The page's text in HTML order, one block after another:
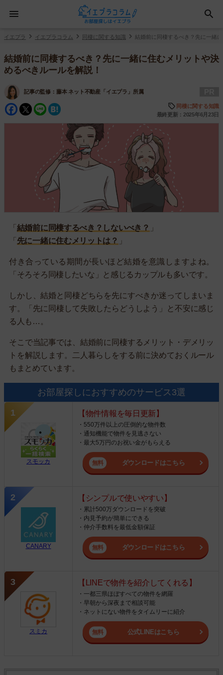
イエプラ イエプラコラム 同棲に関する知識 結婚前に同棲するべき？先に一緒
結婚前に同棲するべき？先に一緒に住むメリットや決
めるべきルールを解説！
記事の監修： 藤本 ネット不動産「イエプラ」所属
Facebook
Twitter
Line
同棲に関する知識
最終更新：2025年6月23日
「 結婚前に同棲するべき？しないべき？ 」
「 先に一緒に住むメリットは？ 」
付き合っている期間が長いほど結婚を意識しますよね。
「そろそろ同棲したいな」と感じるカップルも多いです。
しかし、結婚と同棲どちらを先にすべきか迷ってしまいま
す。「先に同棲して失敗したらどうしよう」と不安に感じ
る人も…。
そこで当記事では、結婚前に同棲するメリット・デメリッ
トを解説します。二人暮らしをする前に決めておくルール
もまとめています。
お部屋探しにおすすめのサービス3選
スモッカ
【物件情報を毎日更新】
・550万件以上の圧倒的な物件数
・通知機能で物件を見逃さない
・最大5万円のお祝い金がもらえる
ダウンロードはこちら
CANARY
【シンプルで使いやすい】
・累計500万ダウンロードを突破
・内見予約が簡単にできる
・仲介手数料を最低金額保証
ダウンロードはこちら
スミカ
【LINEで物件を紹介してくれる】
・一都三県ほぼすべての物件を網羅
・早朝から深夜まで相談可能
・ネットにない物件をタイムリーに紹介
公式LINEはこちら